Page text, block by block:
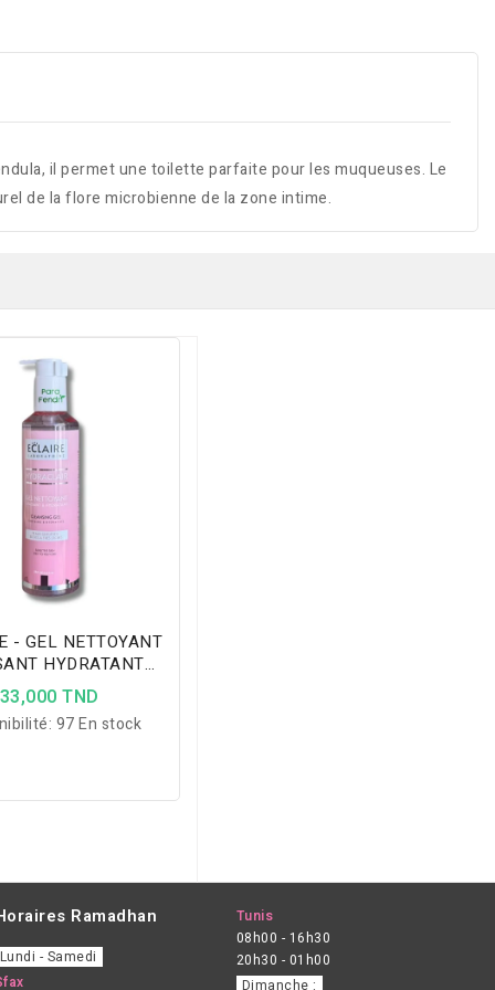
il permet une toilette parfaite pour les muqueuses. Le
de la flore microbienne de la zone intime.
- GEL NETTOYANT
HYDRATANT
SECHES 250ML
33,000 TND
97 En stock
Ramadhan
Lundi - Samedi
Tunis
08h00 - 16h30
20h30 - 01h00
Dimanche :